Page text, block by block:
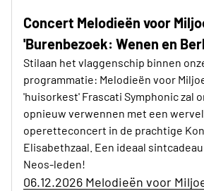
Concert Melodieën voor
'Burenbezoek: Wenen en
Stilaan het vlaggenschip binnen
programmatie: Melodieën voor
'huisorkest' Frascati Symphonic zal
opnieuw verwennen met een
operetteconcert in de prachtige
Elisabethzaal. Een ideaal
Neos-leden!
06.12.2026 Melodieën voor